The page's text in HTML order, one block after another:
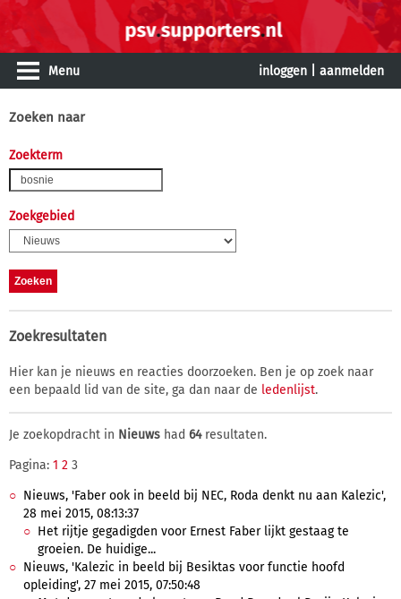
Menu inloggen aanmelden
Zoeken naar
Zoekterm
Zoekgebied
Zoekresultaten
Hier kan je nieuws en reacties doorzoeken. Ben je op zoek naar
een bepaald lid van de site, ga dan naar de ledenlijst.
Je zoekopdracht in Nieuws had 64resultaten.
Pagina: 1 2 3
Nieuws, 'Faber ook in beeld bij NEC, Roda denkt nu aan Kalezic',
28 mei 2015, 08:13:37
Het rijtje gegadigden voor Ernest Faber lijkt gestaag te
groeien. De huidige...
Nieuws, 'Kalezic in beeld bij Besiktas voor functie hoofd
opleiding', 27 mei 2015, 07:50:48